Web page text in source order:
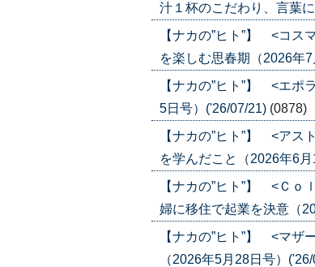
汁１杯のこだわり、言葉
【ナカの”ヒト”】 <コ
を楽しむ思春期（2026年
【ナカの”ヒト”】 <エ
5日号）('26/07/21) (0878)
【ナカの”ヒト”】 <ア
を学んだこと（2026年6
【ナカの”ヒト”】 <Ｃ
婦に移住で起業を決意（
【ナカの”ヒト”】 <マ
（2026年5月28日号）